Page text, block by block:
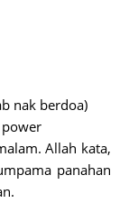
nak berdoa)
Allah kata,
panahan